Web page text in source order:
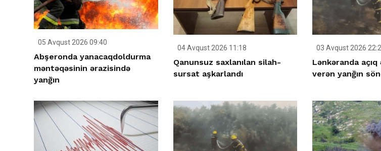
05 Avqust 2026 09:40
Abşeronda yanacaqdoldurma
məntəqəsinin ərazisində
yanğın
04 Avqust 2026 11:18
Qanunsuz saxlanılan silah-
sursat aşkarlandı
03 Avqust 2026
Lənkəranda
verən yanğın